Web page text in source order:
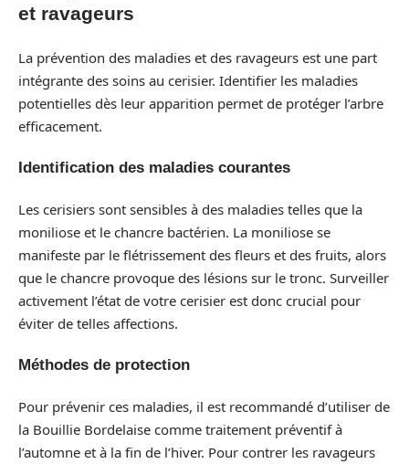
et ravageurs
La prévention des maladies et des ravageurs est une part
intégrante des soins au cerisier. Identifier les maladies
potentielles dès leur apparition permet de protéger l’arbre
efficacement.
Identification des maladies courantes
Les cerisiers sont sensibles à des maladies telles que la
moniliose et le chancre bactérien. La moniliose se
manifeste par le flétrissement des fleurs et des fruits, alors
que le chancre provoque des lésions sur le tronc. Surveiller
activement l’état de votre cerisier est donc crucial pour
éviter de telles affections.
Méthodes de protection
Pour prévenir ces maladies, il est recommandé d’utiliser de
la Bouillie Bordelaise comme traitement préventif à
l’automne et à la fin de l’hiver. Pour contrer les ravageurs